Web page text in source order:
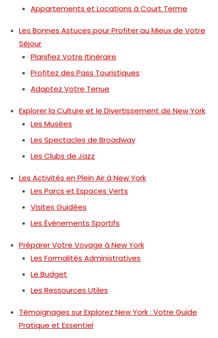
Appartements et Locations à Court Terme
Les Bonnes Astuces pour Profiter au Mieux de Votre
Séjour
Planifiez Votre Itinéraire
Profitez des Pass Touristiques
Adaptez Votre Tenue
Explorer la Culture et le Divertissement de New York
Les Musées
Les Spectacles de Broadway
Les Clubs de Jazz
Les Activités en Plein Air à New York
Les Parcs et Espaces Verts
Visites Guidées
Les Événements Sportifs
Préparer Votre Voyage à New York
Les Formalités Administratives
Le Budget
Les Ressources Utiles
Témoignages sur Explorez New York : Votre Guide
Pratique et Essentiel